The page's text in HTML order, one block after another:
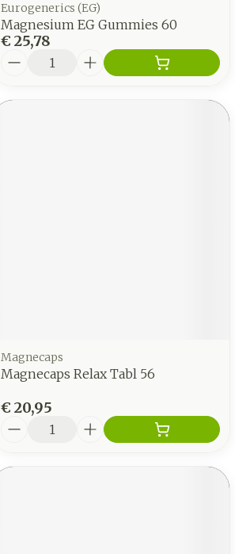
Eurogenerics (EG)
Magnesium EG Gummies 60
€ 25,78
Magnecaps
Magnecaps Relax Tabl 56
€ 20,95